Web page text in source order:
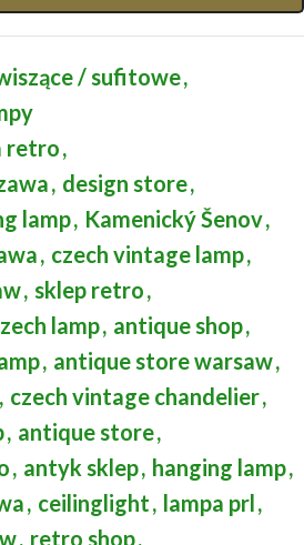
/ sufitowe,
retro,
, design store,
lamp, Kamenický Šenov,
, czech vintage lamp,
, sklep retro,
lamp, antique shop,
, antique store warsaw,
, czech vintage chandelier,
, antique store,
, antyk sklep, hanging lamp,
, ceilinglight, lampa prl,
, retro shop,